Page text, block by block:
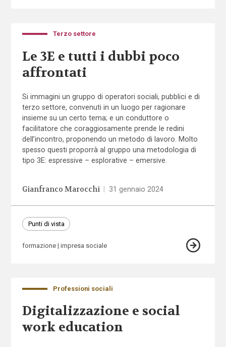
Terzo settore
Le 3E e tutti i dubbi poco
affrontati
Si immagini un gruppo di operatori sociali, pubblici e di
terzo settore, convenuti in un luogo per ragionare
insieme su un certo tema; e un conduttore o
facilitatore che coraggiosamente prende le redini
dell’incontro, proponendo un metodo di lavoro. Molto
spesso questi proporrà al gruppo una metodologia di
tipo 3E: espressive – esplorative – emersive.
Gianfranco Marocchi 31 gennaio 2024
Punti di vista
formazione impresa sociale
Professioni sociali
Digitalizzazione e social
work education